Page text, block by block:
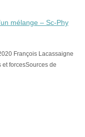
mélange – Sc-Phy
François Lacassaigne
et forcesSources de